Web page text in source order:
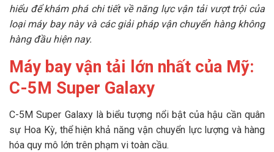
hiểu để khám phá chi tiết về năng lực vận tải vượt trội của
loại máy bay này và các giải pháp vận chuyển hàng không
hàng đầu hiện nay.
Máy bay vận tải lớn nhất của Mỹ:
C-5M Super Galaxy
C-5M Super Galaxy là biểu tượng nổi bật của hậu cần quân
sự Hoa Kỳ, thể hiện khả năng vận chuyển lực lượng và hàng
hóa quy mô lớn trên phạm vi toàn cầu.